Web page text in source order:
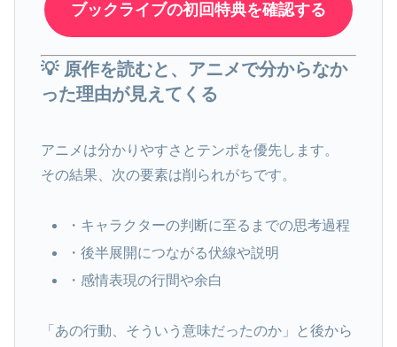
ブックライブの初回特典を確認する
💡 原作を読むと、アニメで分からなか
った理由が見えてくる
アニメは分かりやすさとテンポを優先します。
その結果、次の要素は削られがちです。
・キャラクターの判断に至るまでの思考過程
・後半展開につながる伏線や説明
・感情表現の行間や余白
「あの行動、そういう意味だったのか」と後から